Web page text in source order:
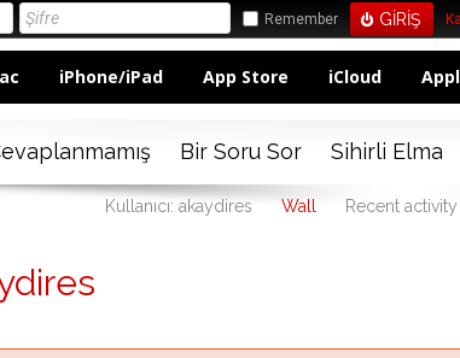
Remember
iPhone/iPad App Store iCloud
Bir Soru Sor Sihirli Elma
Kullanıcı: akaydires Wall Recent activity